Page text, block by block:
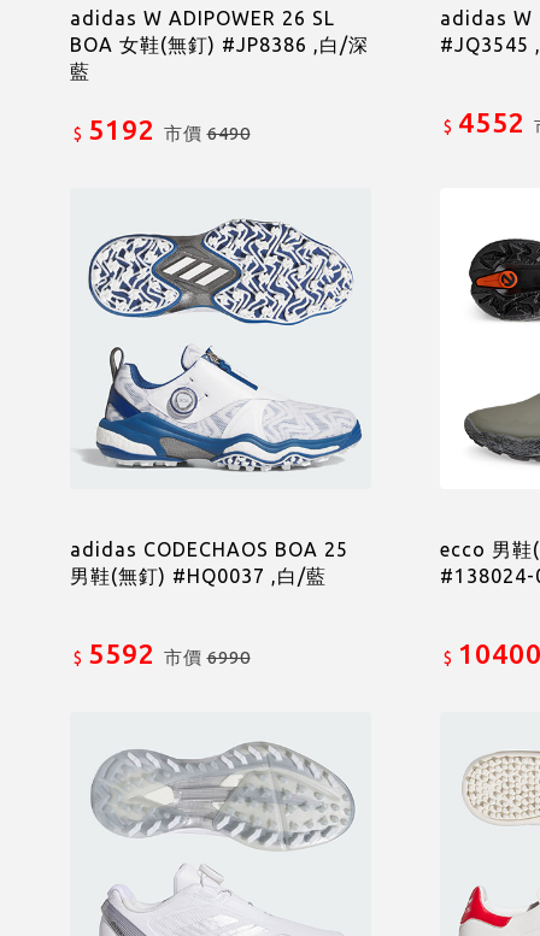
adidas W ADIPOWER 26 SL
BOA 女鞋(無釘) #JP8386 ,白/深
藍
$ 5192 市價6490
adidas W
#JQ3545
$ 4552
adidas CODECHAOS BOA 25
男鞋(無釘) #HQ0037 ,白/藍
$ 5592 市價6990
ecco 男鞋
#138024-
$